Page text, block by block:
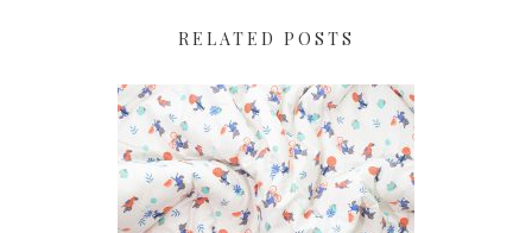
RELATED POSTS